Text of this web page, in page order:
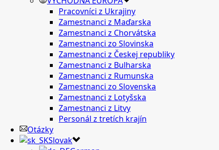
Pracovníci z Ukrajiny
Zamestnanci z Maďarska
Zamestnanci z Chorvátska
Zamestnanci zo Slovinska
Zamestnanci z Českej republiky
Zamestnanci z Bulharska
Zamestnanci z Rumunska
Zamestnanci zo Slovenska
Zamestnanci z Lotyšska
Zamestnanci z Litvy
Personál z tretích krajín
Otázky
Slovak